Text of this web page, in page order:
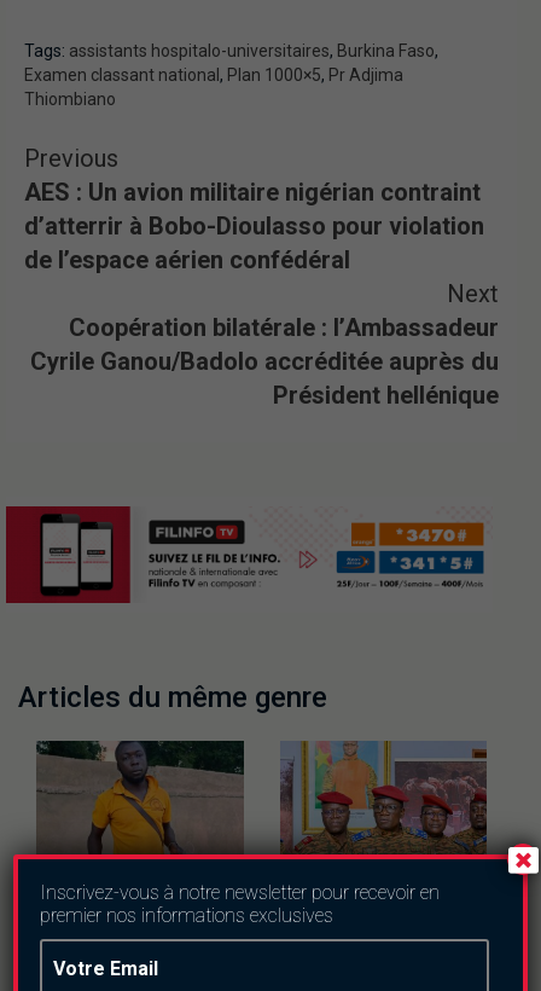
Tags: assistants hospitalo-universitaires, Burkina Faso,
Examen classant national , Plan 1000×5, Pr Adjima
Thiombiano
Previous
AES : Un avion militaire nigérian contraint
d’atterrir à Bobo-Dioulasso pour violation
de l’espace aérien confédéral
Next
Coopération bilatérale : l’Ambassadeur
Cyrile Ganou/Badolo accréditée auprès du
Président hellénique
Articles du même genre
Actualités Culture
Inscrivez-vous à notre newsletter pour recevoir en
premier nos informations exclusives